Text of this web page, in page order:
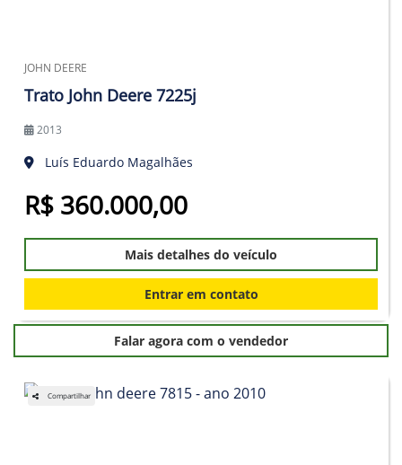
JOHN DEERE
Trato John Deere 7225j
2013
Luís Eduardo Magalhães
R$ 360.000,00
Mais detalhes do veículo
Entrar em contato
Falar agora com o vendedor
Compartilhar